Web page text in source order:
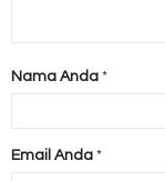
Nama Anda *
Email Anda *